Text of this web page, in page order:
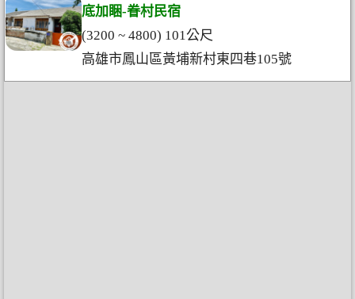
底加睏-眷村民宿
(3200 ~ 4800) 101公尺
高雄市鳳山區黃埔新村東四巷105號